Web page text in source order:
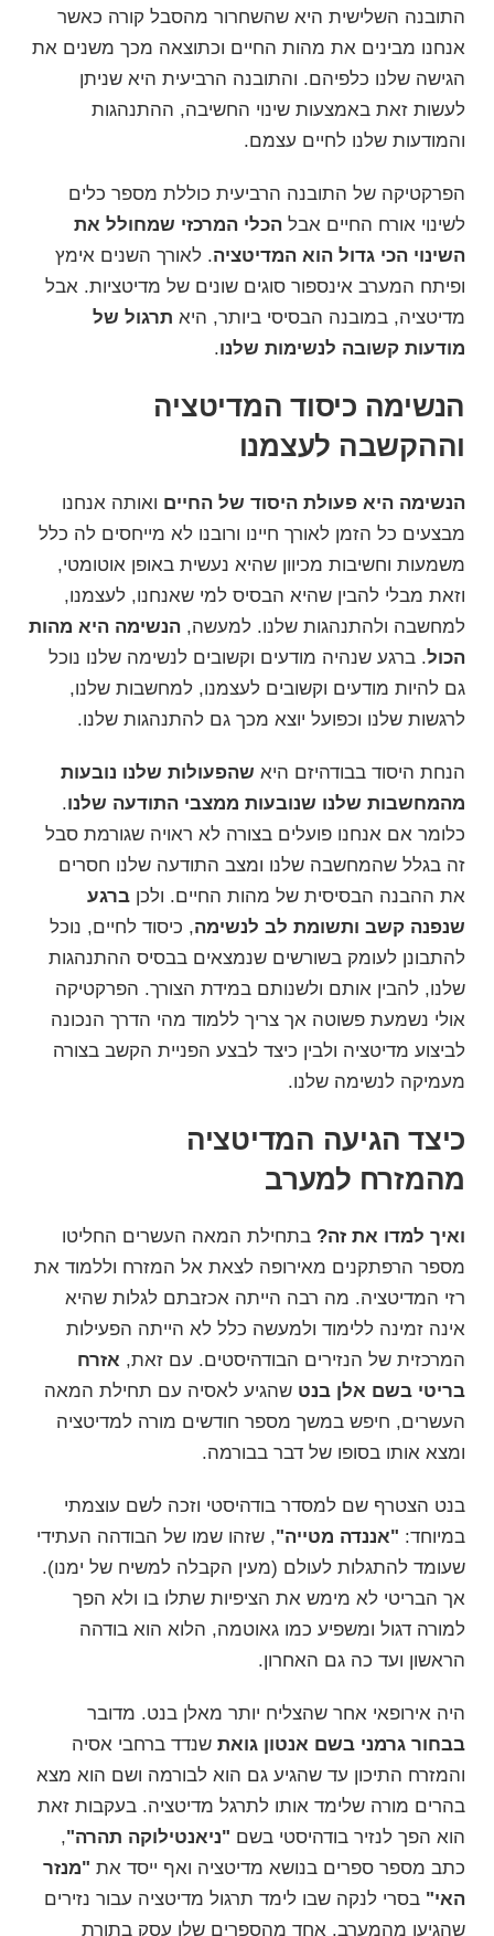
התובנה השלישית היא שהשחרור מהסבל קורה כאשר
אנחנו מבינים את מהות החיים וכתוצאה מכך משנים את
הגישה שלנו כלפיהם. והתובנה הרביעית היא שניתן
לעשות זאת באמצעות שינוי החשיבה, ההתנהגות
והמודעות שלנו לחיים עצמם.
הפרקטיקה של התובנה הרביעית כוללת מספר כלים
לשינוי אורח החיים אבל הכלי המרכזי שמחולל את
השינוי הכי גדול הוא המדיטציה. לאורך השנים אימץ
ופיתח המערב אינספור סוגים שונים של מדיטציות. אבל
מדיטציה, במובנה הבסיסי ביותר, היא תרגול של
מודעות קשובה לנשימות שלנו.
הנשימה כיסוד המדיטציה
וההקשבה לעצמנו
הנשימה היא פעולת היסוד של החיים ואותה אנחנו
מבצעים כל הזמן לאורך חיינו ורובנו לא מייחסים לה כלל
משמעות וחשיבות מכיוון שהיא נעשית באופן אוטומטי,
וזאת מבלי להבין שהיא הבסיס למי שאנחנו, לעצמנו,
למחשבה ולהתנהגות שלנו. למעשה, הנשימה היא מהות
הכול. ברגע שנהיה מודעים וקשובים לנשימה שלנו נוכל
גם להיות מודעים וקשובים לעצמנו, למחשבות שלנו,
לרגשות שלנו וכפועל יוצא מכך גם להתנהגות שלנו.
הנחת היסוד בבודהיזם היא שהפעולות שלנו נובעות
מהמחשבות שלנו שנובעות ממצבי התודעה שלנו.
כלומר אם אנחנו פועלים בצורה לא ראויה שגורמת סבל
זה בגלל שהמחשבה שלנו ומצב התודעה שלנו חסרים
את ההבנה הבסיסית של מהות החיים. ולכן ברגע
שנפנה קשב ותשומת לב לנשימה, כיסוד לחיים, נוכל
להתבונן לעומק בשורשים שנמצאים בבסיס ההתנהגות
שלנו, להבין אותם ולשנותם במידת הצורך. הפרקטיקה
אולי נשמעת פשוטה אך צריך ללמוד מהי הדרך הנכונה
לביצוע מדיטציה ולבין כיצד לבצע הפניית הקשב בצורה
מעמיקה לנשימה שלנו.
כיצד הגיעה המדיטציה
מהמזרח למערב
ואיך למדו את זה? בתחילת המאה העשרים החליטו
מספר הרפתקנים מאירופה לצאת אל המזרח וללמוד את
רזי המדיטציה. מה רבה הייתה אכזבתם לגלות שהיא
אינה זמינה ללימוד ולמעשה כלל לא הייתה הפעילות
המרכזית של הנזירים הבודהיסטים. עם זאת, אזרח
בריטי בשם אלן בנט שהגיע לאסיה עם תחילת המאה
העשרים, חיפש במשך מספר חודשים מורה למדיטציה
ומצא אותו בסופו של דבר בבורמה.
בנט הצטרף שם למסדר בודהיסטי וזכה לשם עוצמתי
במיוחד: "אננדה מטייה", שזהו שמו של הבודהה העתידי
שעומד להתגלות לעולם (מעין הקבלה למשיח של ימנו).
אך הבריטי לא מימש את הציפיות שתלו בו ולא הפך
למורה דגול ומשפיע כמו גאוטמה, הלוא הוא בודהה
הראשון ועד כה גם האחרון.
היה אירופאי אחר שהצליח יותר מאלן בנט. מדובר
בבחור גרמני בשם אנטון גואת שנדד ברחבי אסיה
והמזרח התיכון עד שהגיע גם הוא לבורמה ושם הוא מצא
בהרים מורה שלימד אותו לתרגל מדיטציה. בעקבות זאת
הוא הפך לנזיר בודהיסטי בשם "ניאנטילוקה תהרה",
כתב מספר ספרים בנושא מדיטציה ואף ייסד את "מנזר
האי" בסרי לנקה שבו לימד תרגול מדיטציה עבור נזירים
שהגיעו מהמערב. אחד מהספרים שלו עסק בתורת